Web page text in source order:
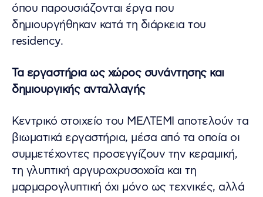
όπου παρουσιάζονται έργα που
δημιουργήθηκαν κατά τη διάρκεια του
residency.
Τα εργαστήρια ως χώρος συνάντησης και
δημιουργικής ανταλλαγής
Κεντρικό στοιχείο του ΜΕΛΤΕΜΙ αποτελούν τα
βιωματικά εργαστήρια, μέσα από τα οποία οι
συμμετέχοντες προσεγγίζουν την κεραμική,
τη γλυπτική αργυροχρυσοχοΐα και τη
μαρμαρογλυπτική όχι μόνο ως τεχνικές, αλλά